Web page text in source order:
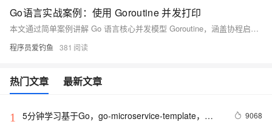
Go语言实战案例：使用 Goroutine 并发打印
本文通过简单案例讲解 Go 语言核心并发模型 Goroutine，涵盖协程启动、输出控制、主程序退出机制，并结合 sync.WaitGroup 实现并发任务同步，帮助理解 Go 并发设计思想与实际应用。
程序员爱钓鱼 381
热门文章 最新文章
1
5分钟学习基于Go，go-microservice-template，
9068